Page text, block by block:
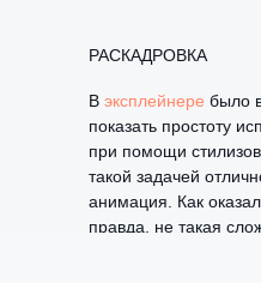
В эксплейнере было
показать простоту
при помощи
такой задачей
анимация. Как
правда, не такая
РАСКАДРОВКА